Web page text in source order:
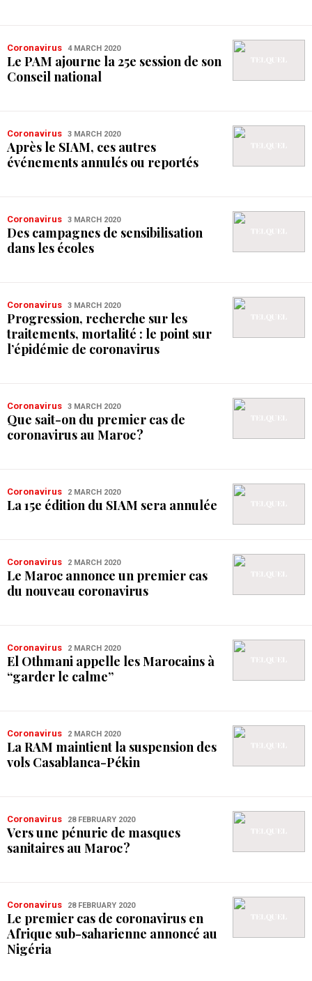
Coronavirus 4 MARCH 2020
Le PAM ajourne la 25e session de son
Conseil national
Coronavirus 3 MARCH 2020
Après le SIAM, ces autres
événements annulés ou reportés
Coronavirus 3 MARCH 2020
Des campagnes de sensibilisation
dans les écoles
Coronavirus 3 MARCH 2020
Progression, recherche sur les
traitements, mortalité : le point sur
l’épidémie de coronavirus
Coronavirus 3 MARCH 2020
Que sait-on du premier cas de
coronavirus au Maroc ?
Coronavirus 2 MARCH 2020
La 15e édition du SIAM sera annulée
Coronavirus 2 MARCH 2020
Le Maroc annonce un premier cas
du nouveau coronavirus
Coronavirus 2 MARCH 2020
El Othmani appelle les Marocains à
“garder le calme”
Coronavirus 2 MARCH 2020
La RAM maintient la suspension des
vols Casablanca-Pékin
Coronavirus 28 FEBRUARY 2020
Vers une pénurie de masques
sanitaires au Maroc ?
Coronavirus 28 FEBRUARY 2020
Le premier cas de coronavirus en
Afrique sub-saharienne annoncé au
Nigéria